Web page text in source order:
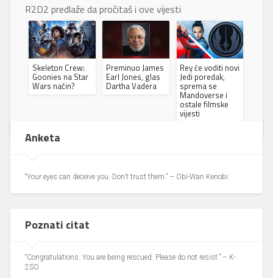
R2D2 predlaže da pročitaš i ove vijesti
Skeleton Crew:
Goonies na Star
Wars način?
Preminuo James
Earl Jones, glas
Dartha Vadera
Rey će voditi novi
Jedi poredak,
sprema se
Mandoverse i
ostale filmske
vijesti
Anketa
“Your eyes can deceive you. Don’t trust them.” – Obi-Wan Kenobi
Poznati citat
“Congratulations. You are being rescued. Please do not resist.” – K-
2SO